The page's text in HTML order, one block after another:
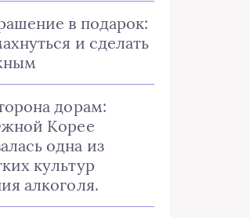
в подарок:
и сделать
дорам:
Корее
одна из
культур
алкоголя.